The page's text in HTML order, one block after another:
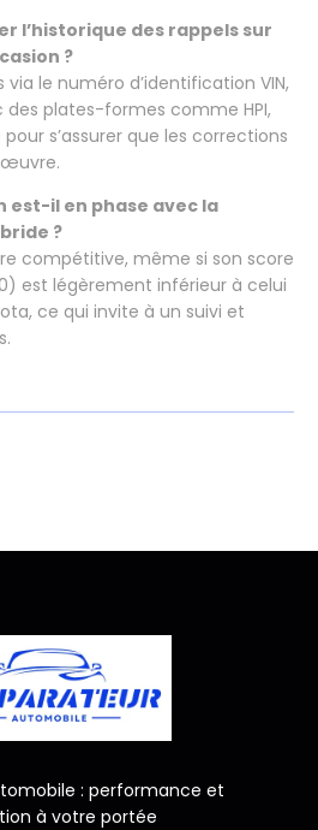
l’historique des rappels sur
?
le numéro d’identification VIN,
plates-formes comme HPI,
s’assurer que les corrections
est-il en phase avec la
?
compétitive, même si son score
est légèrement inférieur à celui
ce qui invite à un suivi et
: performance et
à votre portée